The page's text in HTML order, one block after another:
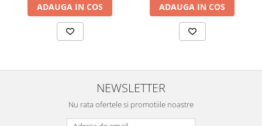
ADAUGA IN COS ADAUGA IN COS
NEWSLETTER
Nu rata ofertele si promotiile noastre